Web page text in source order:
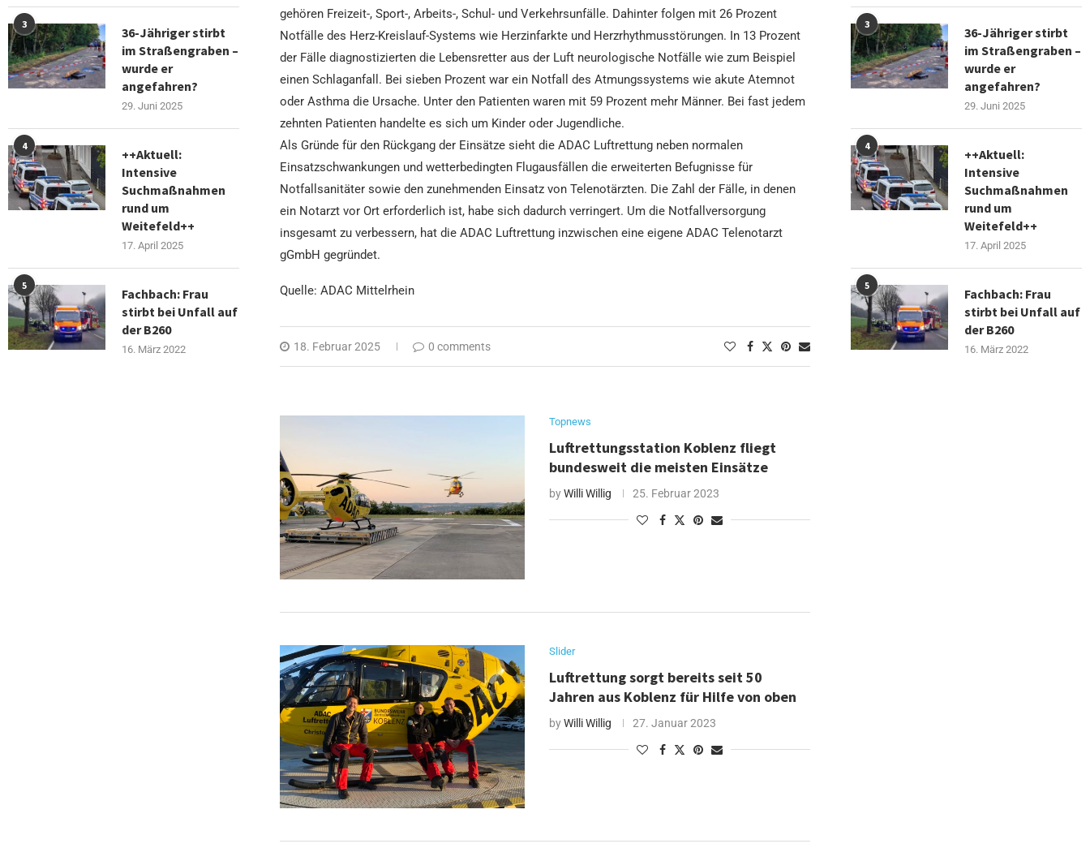
gehören Freizeit-, Sport-, Arbeits-, Schul- und Verkehrsunfälle. Dahinter folgen mit 26 Prozent
Notfälle des Herz-Kreislauf-Systems wie Herzinfarkte und Herzrhythmusstörungen. In 13 Prozent
der Fälle diagnostizierten die Lebensretter aus der Luft neurologische Notfälle wie zum Beispiel
einen Schlaganfall. Bei sieben Prozent war ein Notfall des Atmungssystems wie akute Atemnot
oder Asthma die Ursache. Unter den Patienten waren mit 59 Prozent mehr Männer. Bei fast jedem
zehnten Patienten handelte es sich um Kinder oder Jugendliche.
Als Gründe für den Rückgang der Einsätze sieht die ADAC Luftrettung neben normalen
Einsatzschwankungen und wetterbedingten Flugausfällen die erweiterten Befugnisse für
Notfallsanitäter sowie den zunehmenden Einsatz von Telenotärzten. Die Zahl der Fälle, in denen
ein Notarzt vor Ort erforderlich ist, habe sich dadurch verringert. Um die Notfallversorgung
insgesamt zu verbessern, hat die ADAC Luftrettung inzwischen eine eigene ADAC Telenotarzt
gGmbH gegründet.
Quelle: ADAC Mittelrhein
18. Februar 2025 0 comments
Topnews
Luftrettungsstation Koblenz fliegt
bundesweit die meisten Einsätze
byWilli Willig 25. Februar 2023
Slider
Luftrettung sorgt bereits seit 50
Jahren aus Koblenz für Hilfe von oben
byWilli Willig 27. Januar 2023
3
36-Jähriger stirbt
im Straßengraben –
wurde er
angefahren?
29. Juni 2025
4
++Aktuell:
Intensive
Suchmaßnahmen
rund um
Weitefeld++
17. April 2025
5
Fachbach: Frau
stirbt bei Unfall auf
der B260
16. März 2022
3
36-Jähriger stirbt
im Straßengraben –
wurde er
angefahren?
29. Juni 2025
4
++Aktuell:
Intensive
Suchmaßnahmen
rund um
Weitefeld++
17. April 2025
5
Fachbach: Frau
stirbt bei Unfall auf
der B260
16. März 2022